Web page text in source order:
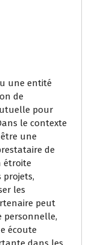
une entité
de
pour
le contexte
une
de
étroite
les
peut
personnelle,
écoute